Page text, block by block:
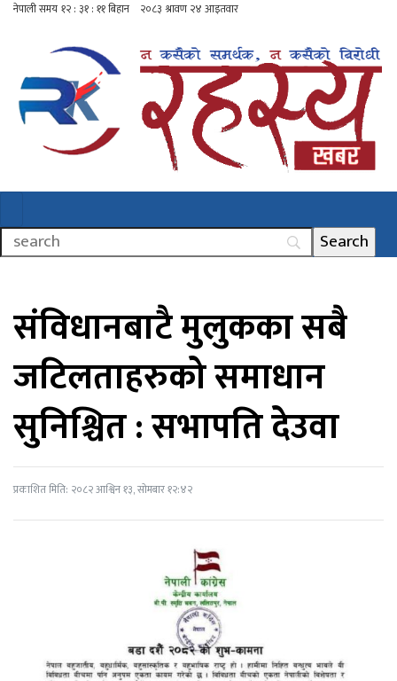
संविधानबाटै मुलुकका सबै
जटिलताहरुको समाधान
सुनिश्चित : सभापति देउवा
प्रकाशित मिति: २०८२ आश्विन १३, सोमबार १२:४२